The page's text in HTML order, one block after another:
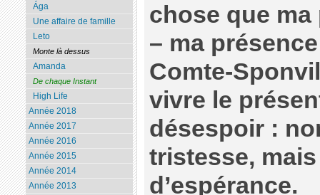
chose que
– ma
Comte-
vivre le
désespoir :
tristesse,
d’espérance.
Ága
Une affaire de famille
Leto
Monte là dessus
Amanda
De chaque Instant
High Life
Année 2018
Année 2017
Année 2016
Année 2015
Année 2014
Année 2013